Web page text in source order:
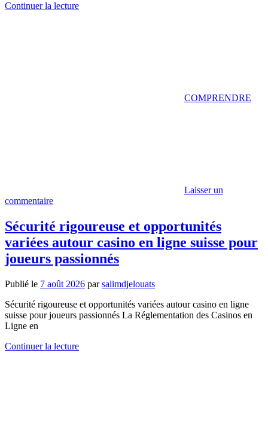
Continuer la lecture
COMPRENDRE
Laisser un
commentaire
Sécurité rigoureuse et opportunités
variées autour casino en ligne suisse pour
joueurs passionnés
Publié le 7 août 2026 parsalimdjelouats
Sécurité rigoureuse et opportunités variées autour casino en ligne
suisse pour joueurs passionnés La Réglementation des Casinos en
Ligne en
Continuer la lecture